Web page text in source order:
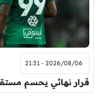
2026/08/06 - 21:31
قرار نهائي يحسم